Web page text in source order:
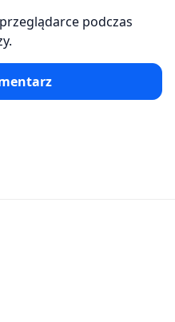
podczas